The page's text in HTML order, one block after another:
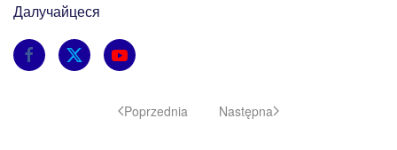
Далучайцеся
Poprzednia Następna